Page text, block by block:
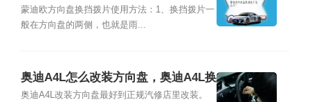
蒙迪欧方向盘换挡拨片使用方法：1、换挡拨片一
般在方向盘的两侧，也就是雨...
奥迪A4L怎么改装方向盘，奥迪A4L换
平底方向盘图片
奥迪A4L改装方向盘最好到正规汽修店里改装。